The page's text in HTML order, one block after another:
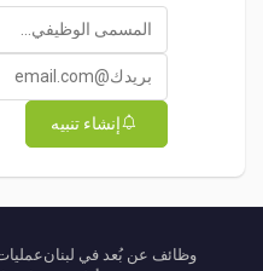
إنشاء تنبيه
وظائف عن بُعد في لبنانعمليات